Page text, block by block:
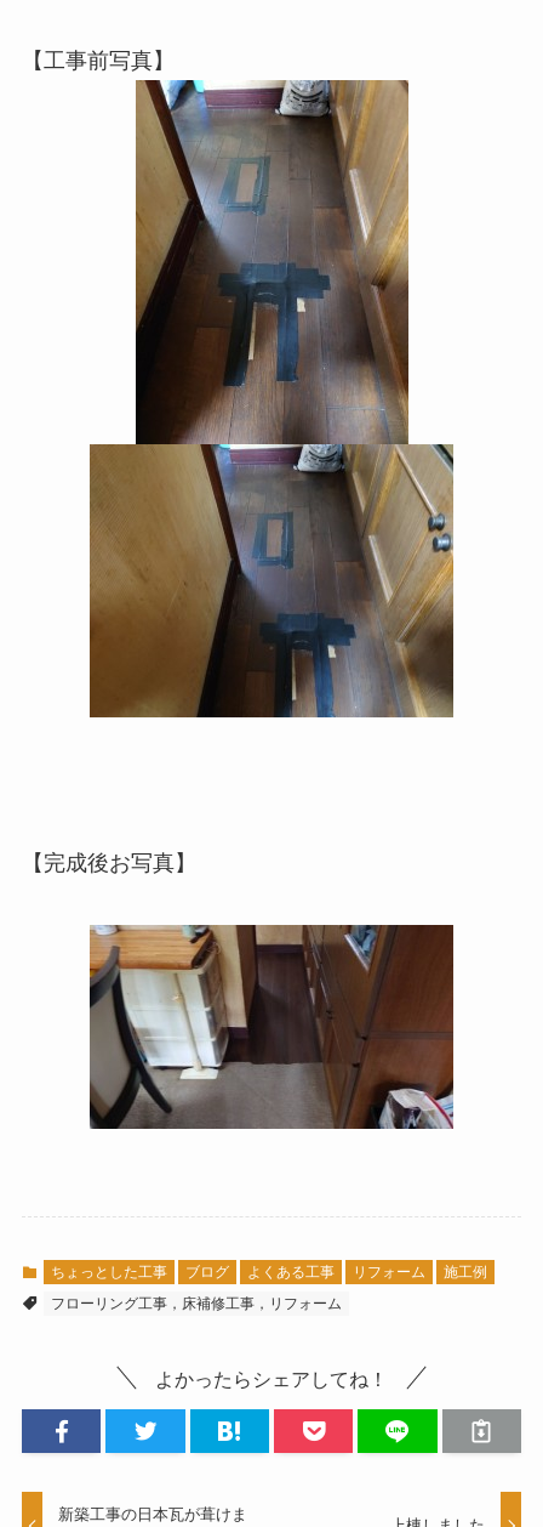
【工事前写真】
【完成後お写真】
ちょっとした工事 ブログ よくある工事 リフォーム
施工例
フローリング工事，床補修工事，リフォーム
よかったらシェアしてね！
新築工事の日本瓦が葺けま